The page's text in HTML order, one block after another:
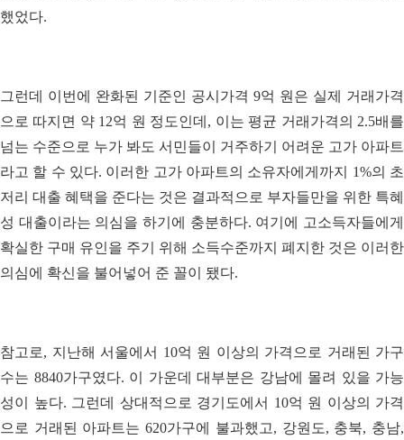
했었다.
그런데 이번에 완화된 기준인 공시가격 9억 원은 실제 거래가격
으로 따지면 약 12억 원 정도인데, 이는 평균 거래가격의 2.5배를
넘는 수준으로 누가 봐도 서민들이 거주하기 어려운 고가 아파트
라고 할 수 있다. 이러한 고가 아파트의 소유자에게까지 1%의 초
저리 대출 혜택을 준다는 것은 결과적으로 부자들만을 위한 특혜
성 대출이라는 의심을 하기에 충분하다. 여기에 고소득자들에게
확실한 구매 유인을 주기 위해 소득수준까지 폐지한 것은 이러한
의심에 확신을 불어넣어 준 꼴이 됐다.
참고로, 지난해 서울에서 10억 원 이상의 가격으로 거래된 가구
수는 8840가구였다. 이 가운데 대부분은 강남에 몰려 있을 가능
성이 높다. 그런데 상대적으로 경기도에서 10억 원 이상의 가격
으로 거래된 아파트는 620가구에 불과했고, 강원도, 충북, 충남,